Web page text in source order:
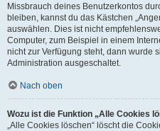
Missbrauch deines Benutzerkontos
bleiben, kannst du das Kästchen
auswählen. Dies ist nicht
Computer, zum Beispiel in einem
nicht zur Verfügung steht, dann wurde
Administration ausgeschaltet.
Nach oben
Wozu ist die Funktion „Alle Cookies
„Alle Cookies löschen“ löscht die